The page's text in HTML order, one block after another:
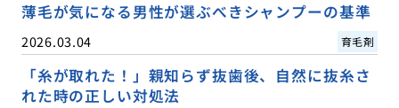
薄毛が気になる男性が選ぶべきシャンプーの基準
2026.03.04 育毛剤
「糸が取れた！」親知らず抜歯後、自然に抜糸さ
れた時の正しい対処法